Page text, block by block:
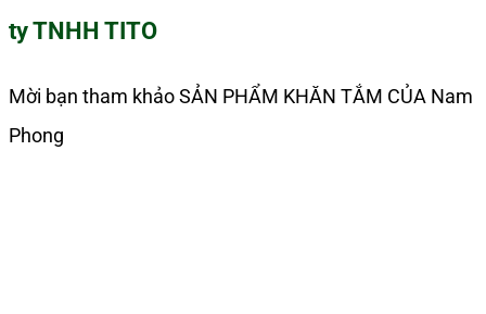
ty TNHH TITO
Mời bạn tham khảo SẢN PHẨM KHĂN TẮM CỦA Nam
Phong